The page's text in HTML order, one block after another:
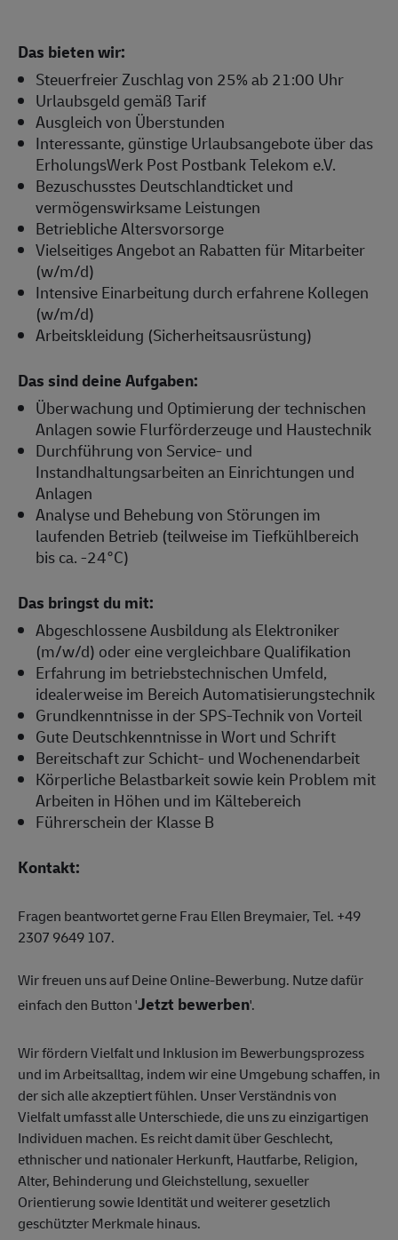
Das bieten wir:
Steuerfreier Zuschlag von 25% ab 21:00 Uhr
Urlaubsgeld gemäß Tarif
Ausgleich von Überstunden
Interessante, günstige Urlaubsangebote über das
ErholungsWerk Post Postbank Telekom e.V.
Bezuschusstes Deutschlandticket und
vermögenswirksame Leistungen
Betriebliche Altersvorsorge
Vielseitiges Angebot an Rabatten für Mitarbeiter
(w/m/d)
Intensive Einarbeitung durch erfahrene Kollegen
(w/m/d)
Arbeitskleidung (Sicherheitsausrüstung)
Das sind deine Aufgaben:
Überwachung und Optimierung der technischen
Anlagen sowie Flurförderzeuge und Haustechnik
Durchführung von Service- und
Instandhaltungsarbeiten an Einrichtungen und
Anlagen
Analyse und Behebung von Störungen im
laufenden Betrieb (teilweise im Tiefkühlbereich
bis ca. -24°C)
Das bringst du mit:
Abgeschlossene Ausbildung als Elektroniker
(m/w/d) oder eine vergleichbare Qualifikation
Erfahrung im betriebstechnischen Umfeld,
idealerweise im Bereich Automatisierungstechnik
Grundkenntnisse in der SPS-Technik von Vorteil
Gute Deutschkenntnisse in Wort und Schrift
Bereitschaft zur Schicht- und Wochenendarbeit
Körperliche Belastbarkeit sowie kein Problem mit
Arbeiten in Höhen und im Kältebereich
Führerschein der Klasse B
Kontakt:
Fragen beantwortet gerne Frau Ellen Breymaier, Tel. +49
2307 9649 107.
Wir freuen uns auf Deine Online-Bewerbung. Nutze dafür
einfach den Button 'Jetzt bewerben'.
Wir fördern Vielfalt und Inklusion im Bewerbungsprozess
und im Arbeitsalltag, indem wir eine Umgebung schaffen, in
der sich alle akzeptiert fühlen. Unser Verständnis von
Vielfalt umfasst alle Unterschiede, die uns zu einzigartigen
Individuen machen. Es reicht damit über Geschlecht,
ethnischer und nationaler Herkunft, Hautfarbe, Religion,
Alter, Behinderung und Gleichstellung, sexueller
Orientierung sowie Identität und weiterer gesetzlich
geschützter Merkmale hinaus.